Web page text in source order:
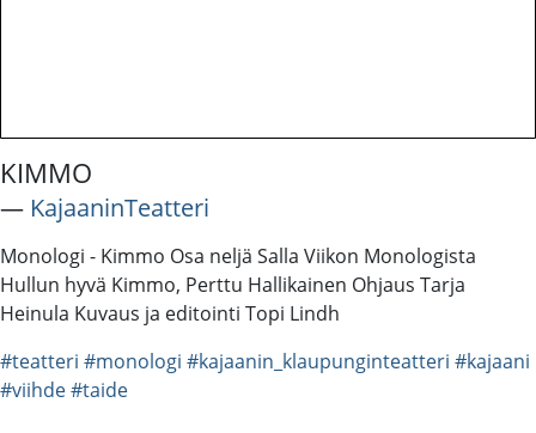
KIMMO
― KajaaninTeatteri
Monologi - Kimmo Osa neljä Salla Viikon Monologista
Hullun hyvä Kimmo, Perttu Hallikainen Ohjaus Tarja
Heinula Kuvaus ja editointi Topi Lindh
#teatteri #monologi #kajaanin_klaupunginteatteri #kajaani
#viihde#taide